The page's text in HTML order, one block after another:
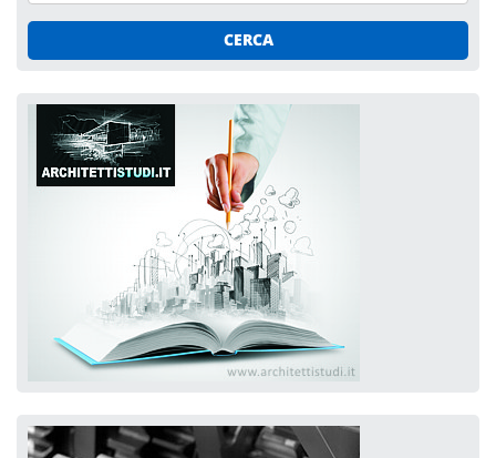
CERCA